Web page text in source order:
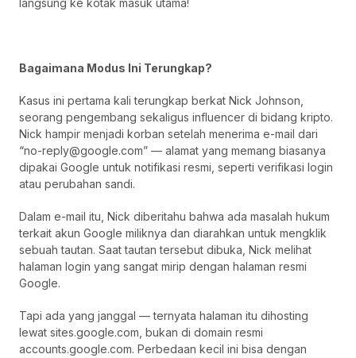
langsung ke kotak masuk utama!
Bagaimana Modus Ini Terungkap?
Kasus ini pertama kali terungkap berkat Nick Johnson,
seorang pengembang sekaligus influencer di bidang kripto.
Nick hampir menjadi korban setelah menerima e-mail dari
“no-reply@google.com” — alamat yang memang biasanya
dipakai Google untuk notifikasi resmi, seperti verifikasi login
atau perubahan sandi.
Dalam e-mail itu, Nick diberitahu bahwa ada masalah hukum
terkait akun Google miliknya dan diarahkan untuk mengklik
sebuah tautan. Saat tautan tersebut dibuka, Nick melihat
halaman login yang sangat mirip dengan halaman resmi
Google.
Tapi ada yang janggal — ternyata halaman itu dihosting
lewat sites.google.com, bukan di domain resmi
accounts.google.com. Perbedaan kecil ini bisa dengan